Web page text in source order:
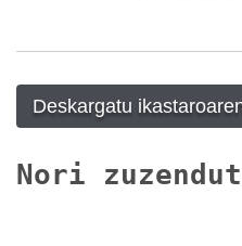
Deskargatu
Nori